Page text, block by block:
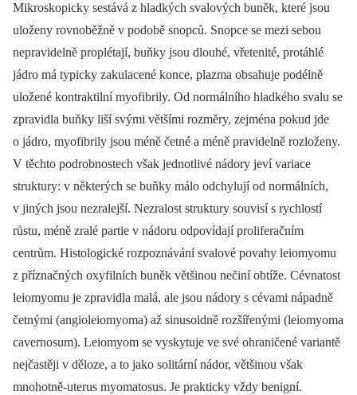
Mikroskopicky sestává z hladkých svalových buněk, které jsou
uloženy rovnoběžně v podobě snopců. Snopce se mezi sebou
nepravidelně proplétají, buňky jsou dlouhé, vřetenité, protáhlé
jádro má typicky zakulacené konce, plazma obsahuje podélně
uložené kontraktilní myofibrily. Od normálního hladkého svalu se
zpravidla buňky liší svými většími rozměry, zejména pokud jde
o jádro, myofibrily jsou méně četné a méně pravidelně rozloženy.
V těchto podrobnostech však jednotlivé nádory jeví variace
struktury: v některých se buňky málo odchylují od normálních,
v jiných jsou nezralejší. Nezralost struktury souvisí s rychlostí
růstu, méně zralé partie v nádoru odpovídají proliferačním
centrům. Histologické rozpoznávání svalové povahy leiomyomu
z příznačných oxyfilních buněk většinou nečiní obtíže. Cévnatost
leiomyomu je zpravidla malá, ale jsou nádory s cévami nápadně
četnými (angioleiomyoma) až sinusoidně rozšířenými (leiomyoma
cavernosum). Leiomyom se vyskytuje ve své ohraničené variantě
nejčastěji v děloze, a to jako solitární nádor, většinou však
mnohotně-uterus myomatosus. Je prakticky vždy benigní.